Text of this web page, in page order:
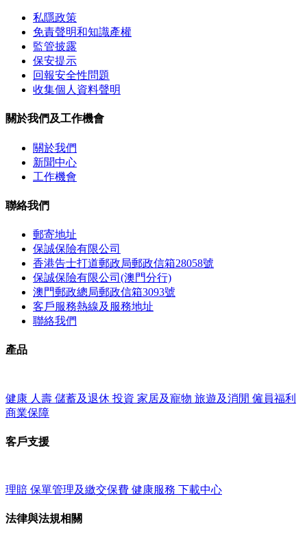
私隱政策
免責聲明和知識產權
監管披露
保安提示
回報安全性問題
收集個人資料聲明
關於我們及工作機會
關於我們
新聞中心
工作機會
聯絡我們
郵寄地址
保誠保險有限公司
香港告士打道郵政局郵政信箱28058號
保誠保險有限公司(澳門分行)
澳門郵政總局郵政信箱3093號
客戶服務熱線及服務地址
聯絡我們
產品
健康 人壽 儲蓄及退休 投資 家居及寵物 旅遊及消閒 僱員福利
商業保障
客戶支援
理賠 保單管理及繳交保費 健康服務 下載中心
法律與法規相關